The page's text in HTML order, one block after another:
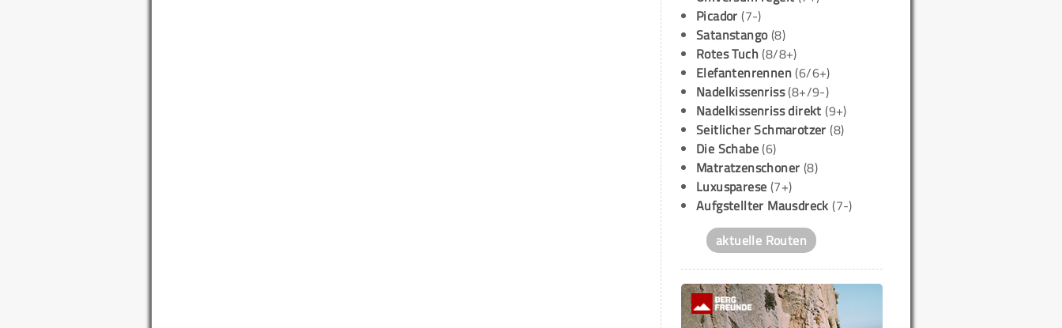
Picador (7-)
Satanstango(8)
Rotes Tuch(8/8+)
Elefantenrennen(6/6+)
Nadelkissenriss(8+/9-)
Nadelkissenriss direkt (9+)
Seitlicher Schmarotzer (8)
Die Schabe(6)
Matratzenschoner (8)
Luxusparese (7+)
Aufgstellter Mausdreck (7-)
aktuelle Routen